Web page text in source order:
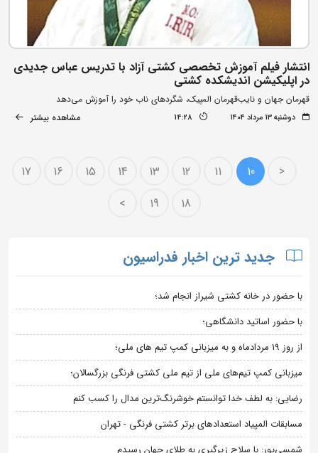
انتشار فیلم آموزش تخصصی کشتی آزاد با تدریس عباس جدیدی
در اپلیکیشن اندیشکده کشتی
قهرمان جهان و نایب‌قهرمان المپیک، شگردهای ناب خود را آموزش می‌دهد
دوشنبه ۱۳ مرداد ۱۴۰۴ 14:28 مشاهده بیشتر
<
10
11
12
13
14
15
16
17
18
19
>
جدید ترین اخبار فدراسیون
با حضور در خانه کشتی شیراز انجام شد؛
با حضور اساتید دانشگاهی؛
از روز 19 مردادماه و به میزبانی کمپ تیم های ملی؛
میزبانی کمپ تیم‌های ملی از تیم ملی کشتی فرنگی بزرگسالان؛
رضایی: به لطف خدا توانستم خوشرنگ‌ترین مدال را کسب کنم
مسابقات المپیاد استعدادهای برتر کشتی فرنگی - تهران
شمسی‌پور: با سلاح زیرگیری به طلای جهان رسیدم